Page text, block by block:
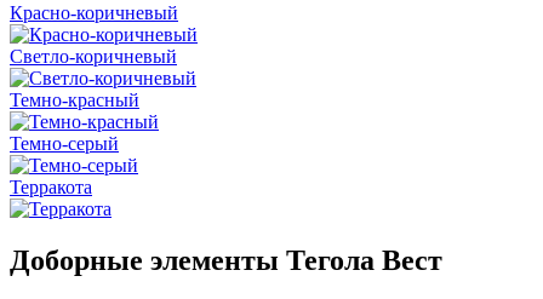
Красно-коричневый
Светло-коричневый
Темно-красный
Темно-серый
Терракота
Доборные элементы Тегола Вест